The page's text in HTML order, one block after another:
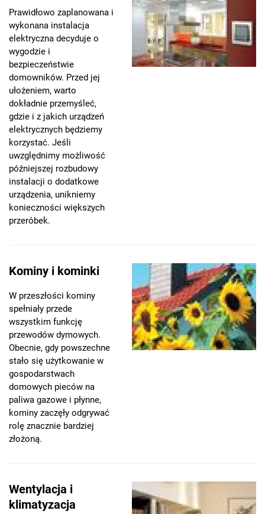
Prawidłowo zaplanowana i
wykonana instalacja
elektryczna decyduje o
wygodzie i
bezpieczeństwie
domowników. Przed jej
ułożeniem, warto
dokładnie przemyśleć,
gdzie i z jakich urządzeń
elektrycznych będziemy
korzystać. Jeśli
uwzględnimy możliwość
późniejszej rozbudowy
instalacji o dodatkowe
urządzenia, unikniemy
konieczności większych
przeróbek.
Kominy i kominki
W przeszłości kominy
spełniały przede
wszystkim funkcję
przewodów dymowych.
Obecnie, gdy powszechne
stało się użytkowanie w
gospodarstwach
domowych pieców na
paliwa gazowe i płynne,
kominy zaczęły odgrywać
rolę znacznie bardziej
złożoną.
Wentylacja i
klimatyzacja